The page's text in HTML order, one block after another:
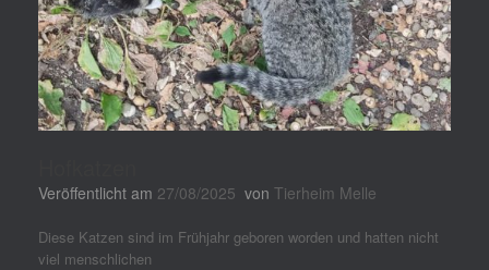
Veröffentlicht am 27/08/2025 von Tierheim Melle
Diese Katzen sind im Frühjahr geboren worden und hatten nicht
viel menschlichen